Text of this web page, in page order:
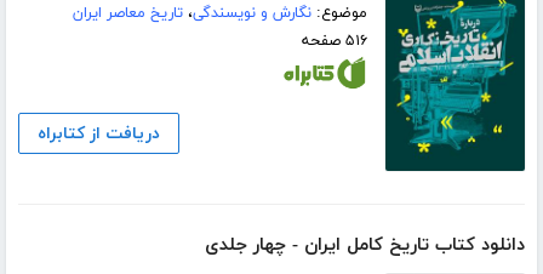
موضوع:نگارش و نویسندگی،تاریخ معاصر ایران
۵۱۶ صفحه
دریافت از کتابراه
دانلود کتاب تاریخ کامل ایران - چهار جلدی